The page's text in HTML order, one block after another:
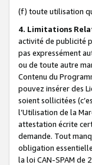
(f) toute utilisation
4. Limitations
activité de publicité
pas expressément
ou de toute autre
Contenu du
pouvez insérer des
soient sollicitées
l’Utilisation de la
attestation écrite
demande. Tout
obligation
la loi CAN-SPAM de